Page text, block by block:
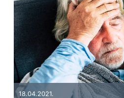
18.04.2021.